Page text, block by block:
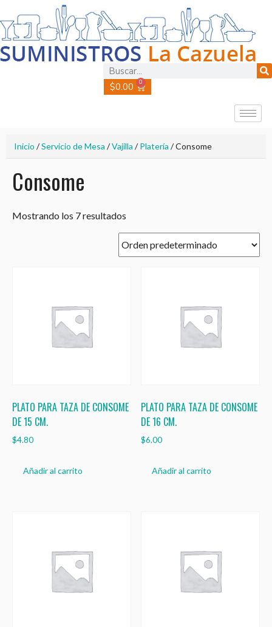
$0.00 0
Inicio /Servicio de Mesa /Vajilla /Platería / Consome
Consome
Mostrando los 7 resultados
PLATO PARA TAZA DE CONSOME
DE 15 CM.
$4.80
Añadir al carrito
PLATO PARA TAZA DE CONSOME
DE 16 CM.
$6.00
Añadir al carrito